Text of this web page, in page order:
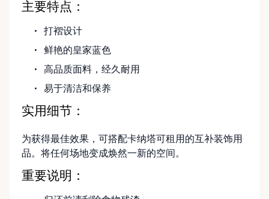
主要特点：
打褶设计
鲜艳的皇家蓝色
高品质面料，经久耐用
易于清洁和保养
实用细节：
为获得最佳效果，可搭配卡纳塔可租用的互补装饰用
品。将任何场地变成焕然一新的空间。
重要说明：